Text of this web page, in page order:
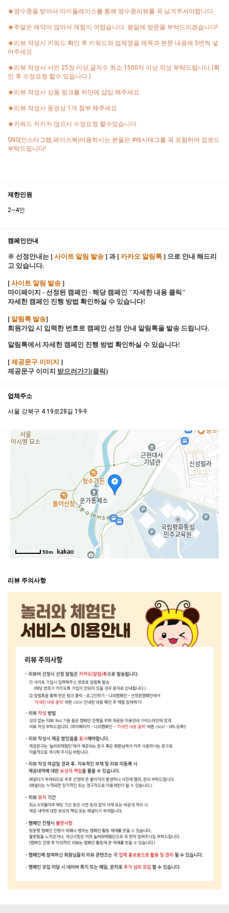
★영수증을 받아서 마이플레이스를 통해 영수증리뷰를 꼭 남겨주셔야합니다.
★주말은 예약이 많아서 체험이 어렵습니다. 평일에 방문을 부탁드리겠습니다!
★리뷰 작성시 키워드 확인 후 키워드와 업체명을 제목과 본문 내용에 5번씩 넣
어주세요.
★리뷰 작성시 사진 25장 이상,글자수 최소 1500자 이상 작성 부탁드립니다.(확
인 후 수정요청 할수 있습니다.)
★리뷰 작성시 상품 링크를 하단에 삽입 해주세요.
★리뷰 작성시 동영상 1개 첨부 해주세요.
★키워드 지키지 않으시 수정요청 할수있습니다.
SNS(인스타그램,페이스북)이용하시는 분들은 #해시태그를 꼭 포함하여 업로드
부탁드립니다!
제한인원
2~4인
캠페인안내
※ 선정안내는 [ 사이트 알림 발송 ] 과 [ 카카오 알림톡 ] 으로 안내 해드리
고 있습니다.
[ 사이트 알림 발송 ]
마이페이지 - 선정된 캠페인 - 해당 캠페인 "자세한 내용 클릭"
자세한 캠페인 진행 방법 확인하실 수 있습니다!
[ 알림톡 발송]
회원가입 시 입력한 번호로 캠페인 선정 안내 알림톡을 발송 드립니다.
알림톡에서 자세한 캠페인 진행 방법 확인하실 수 있습니다!
[ 제공문구 이미지 ]
제공문구 이미지 받으러가기(클릭 )
업체주소
서울 강북구 4.19로28길 19-9
50m
리뷰 주의사항